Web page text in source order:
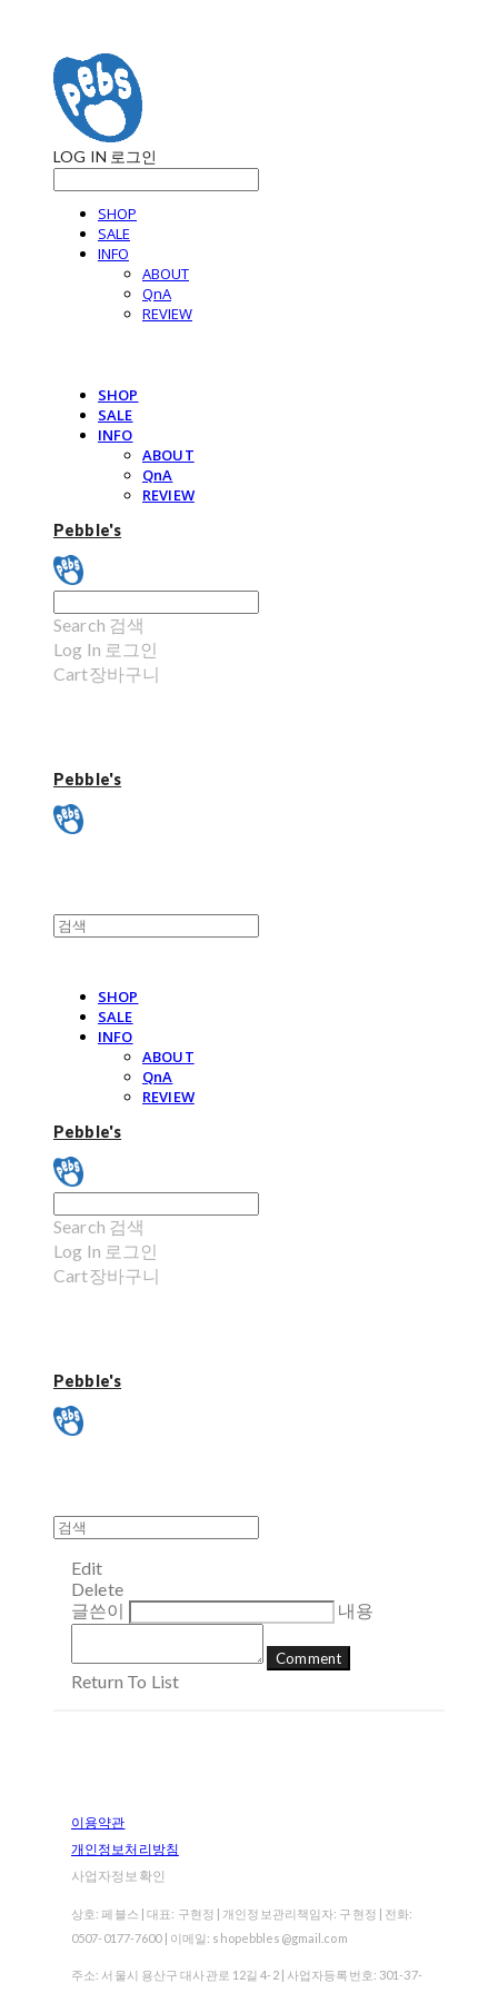
LOG IN 로그인
SHOP
SALE
INFO
ABOUT
QnA
REVIEW
SHOP
SALE
INFO
ABOUT
QnA
REVIEW
Pebble's
Search 검색
Log In 로그인
Cart장바구니
Pebble's
SHOP
SALE
INFO
ABOUT
QnA
REVIEW
Pebble's
Search 검색
Log In 로그인
Cart장바구니
Pebble's
Edit
Delete
글쓴이
내용
Comment
Return To List
이용약관
개인정보처리방침
사업자정보확인
상호: 페블스 | 대표: 구현정 | 개인정보관리책임자: 구현정 | 전화:
0507-0177-7600 | 이메일: shopebbles@gmail.com
주소: 서울시 용산구 대사관로 12길 4-2 | 사업자등록번호: 301-37-